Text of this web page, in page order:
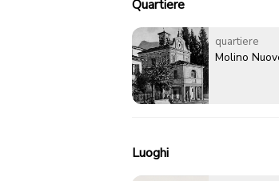
Quartiere
quartiere
Molino
Luoghi